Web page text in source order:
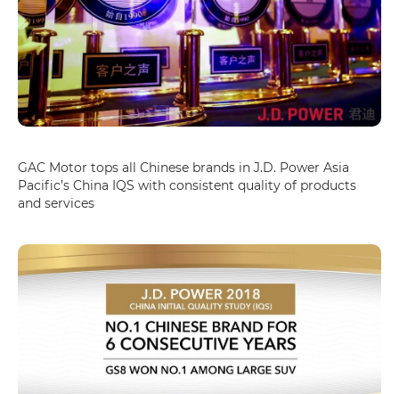
GAC Motor tops all Chinese brands in J.D. Power Asia
Pacific’s China IQS with consistent quality of products
and services